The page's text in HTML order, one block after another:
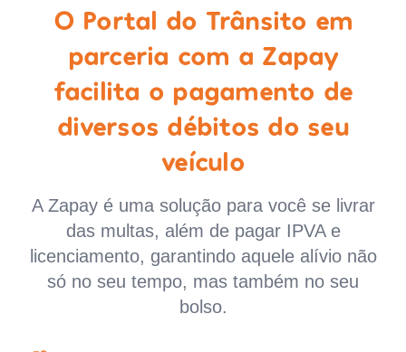
O Portal do Trânsito em
parceria com a Zapay
facilita o pagamento de
diversos débitos do seu
veículo
A Zapay é uma solução para você se livrar
das multas, além de pagar IPVA e
licenciamento, garantindo aquele alívio não
só no seu tempo, mas também no seu
bolso.